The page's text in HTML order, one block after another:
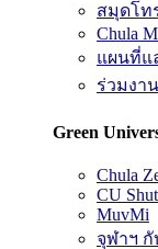
สมุดโท
Chula
แผนที่แ
ร่วมงา
Green
Chula
CU
MuvMi
จุฬาฯ